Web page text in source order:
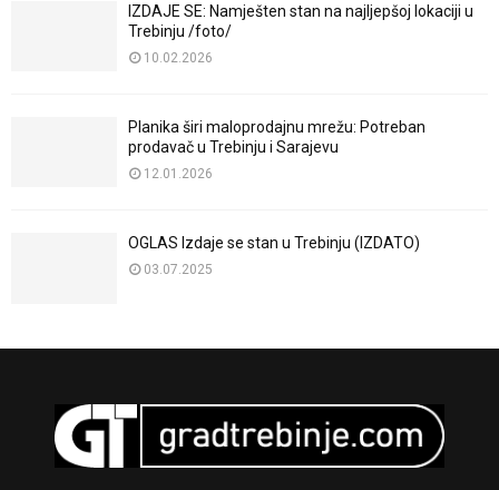
IZDAJE SE: Namješten stan na najljepšoj lokaciji u
Trebinju /foto/
10.02.2026
Planika širi maloprodajnu mrežu: Potreban
prodavač u Trebinju i Sarajevu
12.01.2026
OGLAS Izdaje se stan u Trebinju (IZDATO)
03.07.2025